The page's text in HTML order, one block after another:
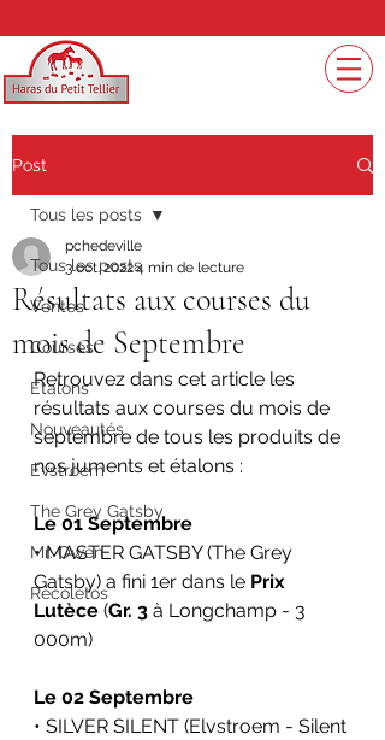
Post
Tous les posts
Ventes
Courses
Etalons
Nouveautés
Evstroem
The Grey Gatsby
Mr. Owen
Recoletos
Tous les posts
Résultats aux courses du
mois de Septembre
pchedeville
3 oct. 20224 min de lecture
Retrouvez dans cet article les
résultats aux courses du mois de
septembre de tous les produits de
nos juments et étalons :
Le 01 Septembre
• MASTER GATSBY (The Grey
Gatsby) a fini 1er dans le Prix
Lutèce (Gr. 3 à Longchamp - 3
000m)
Le 02 Septembre
• SILVER SILENT (Elvstroem - Silent